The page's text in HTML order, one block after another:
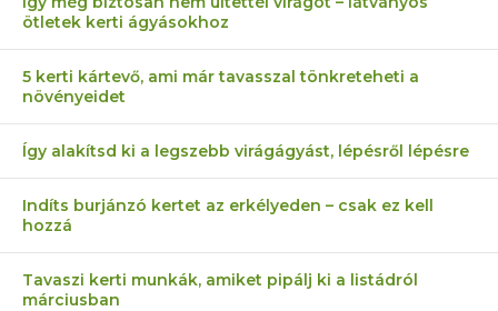
ötletek kerti ágyásokhoz
5 kerti kártevő, ami már tavasszal tönkreteheti a
növényeidet
Így alakítsd ki a legszebb virágágyást, lépésről lépésre
Indíts burjánzó kertet az erkélyeden – csak ez kell
hozzá
Tavaszi kerti munkák, amiket pipálj ki a listádról
márciusban